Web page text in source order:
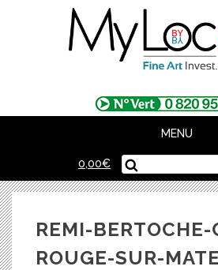
MENU
0,00€
REMI-BERTOCHE-
ROUGE-SUR-